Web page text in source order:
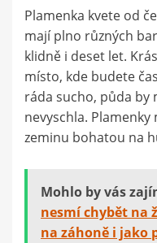
Plamenka kvete od
mají plno různých
klidně i deset let.
místo, kde budete
ráda sucho, půda by
nevyschla.
zeminu bohatou na
Mohlo by vás
nesmí chybět na
na záhoně i jako